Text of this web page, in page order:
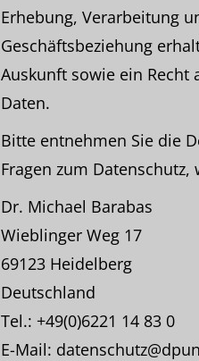
Erhebung, Verarbeitung
Geschäftsbeziehung
Auskunft sowie ein Recht
Daten.
Bitte entnehmen Sie die
Fragen zum
Dr. Michael Barabas
Wieblinger Weg 17
69123 Heidelberg
Deutschland
Tel.: +49(0)6221 14 83 0
E-Mail: